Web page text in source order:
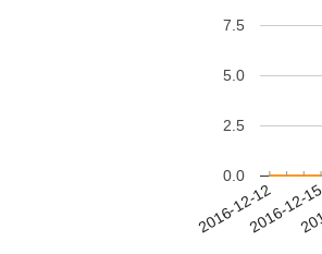
2016-12-122016-12-
0.0
2.5
5.0
7.5